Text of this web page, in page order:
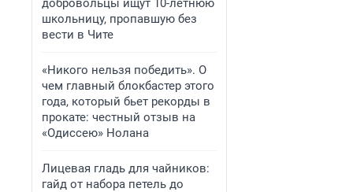
добровольцы ищут 10-летнюю
школьницу, пропавшую без
вести в Чите
«Никого нельзя победить». О
чем главный блокбастер этого
года, который бьет рекорды в
прокате: честный отзыв на
«Одиссею» Нолана
Лицевая гладь для чайников:
гайд от набора петель до